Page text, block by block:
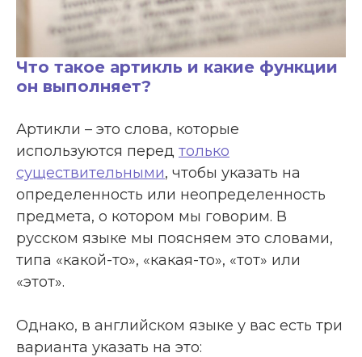
Что такое артикль и какие функции
он выполняет?
Артикли – это слова, которые
используются перед только
существительными, чтобы указать на
определенность или неопределенность
предмета, о котором мы говорим. В
русском языке мы поясняем это словами,
типа «какой-то», «какая-то», «тот» или
«этот».
Однако, в английском языке у вас есть три
варианта указать на это: